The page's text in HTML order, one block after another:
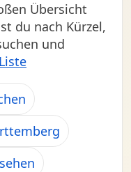
Übersicht
du nach Kürzel,
und